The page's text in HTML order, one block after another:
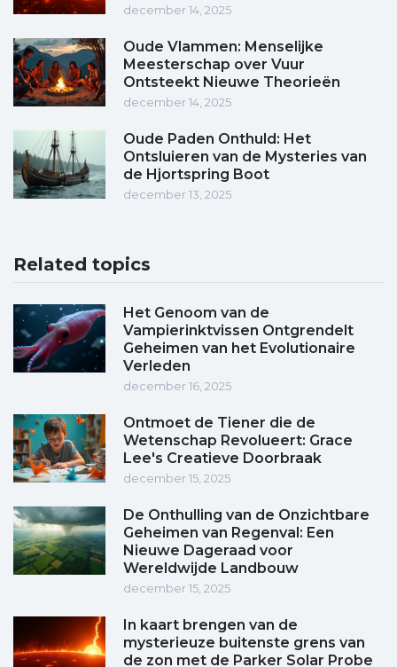
december 14, 2025
Oude Vlammen: Menselijke
Meesterschap over Vuur
Ontsteekt Nieuwe Theorieën
december 14, 2025
Oude Paden Onthuld: Het
Ontsluieren van de Mysteries van
de Hjortspring Boot
december 13, 2025
Related topics
Het Genoom van de
Vampierinktvissen Ontgrendelt
Geheimen van het Evolutionaire
Verleden
december 16, 2025
Ontmoet de Tiener die de
Wetenschap Revolueert: Grace
Lee's Creatieve Doorbraak
december 15, 2025
De Onthulling van de Onzichtbare
Geheimen van Regenval: Een
Nieuwe Dageraad voor
Wereldwijde Landbouw
december 15, 2025
In kaart brengen van de
mysterieuze buitenste grens van
de zon met de Parker Solar Probe